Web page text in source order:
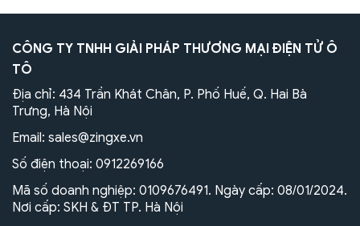
CÔNG TY TNHH GIẢI PHÁP THƯƠNG MẠI ĐIỆN TỬ Ô
TÔ
Địa chỉ: 434 Trần Khát Chân, P. Phố Huế, Q. Hai Bà
Trưng, Hà Nội
Email: sales@zingxe.vn
Số điện thoại: 0912269166
Mã số doanh nghiệp: 0109676491. Ngày cấp: 08/01/2024.
Nơi cấp: SKH & ĐT TP. Hà Nội